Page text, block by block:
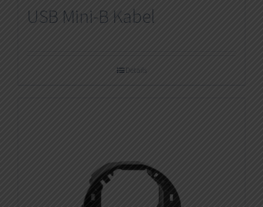
USB Mini-B Kabel
Details